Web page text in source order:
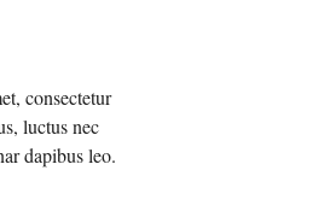
consectetur
luctus nec
dapibus leo.